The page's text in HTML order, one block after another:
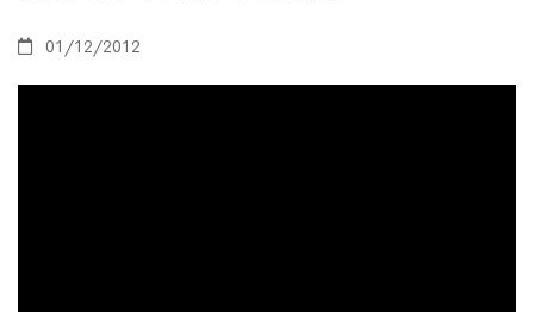
Torrecilla
01/12/2012